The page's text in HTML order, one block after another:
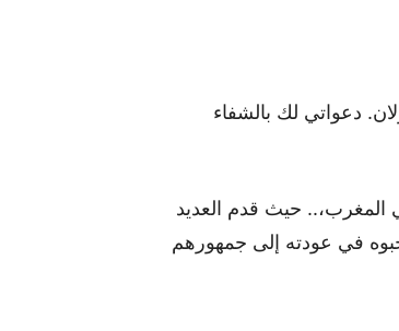
دعواتي لك بالشفاء
المغرب،.. حيث قدم العديد
في عودته إلى جمهورهم